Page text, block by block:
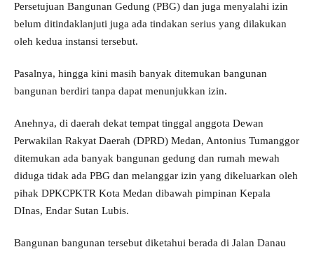
Persetujuan Bangunan Gedung (PBG) dan juga menyalahi izin
belum ditindaklanjuti juga ada tindakan serius yang dilakukan
oleh kedua instansi tersebut.
Pasalnya, hingga kini masih banyak ditemukan bangunan
bangunan berdiri tanpa dapat menunjukkan izin.
Anehnya, di daerah dekat tempat tinggal anggota Dewan
Perwakilan Rakyat Daerah (DPRD) Medan, Antonius Tumanggor
ditemukan ada banyak bangunan gedung dan rumah mewah
diduga tidak ada PBG dan melanggar izin yang dikeluarkan oleh
pihak DPKCPKTR Kota Medan dibawah pimpinan Kepala
DInas, Endar Sutan Lubis.
Bangunan bangunan tersebut diketahui berada di Jalan Danau